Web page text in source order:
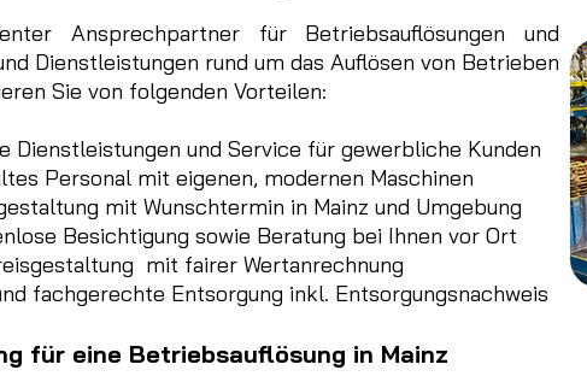
Ansprechpartner für Betriebsauflösungen und
Dienstleistungen rund um das Auflösen von Betrieben
Sie von folgenden Vorteilen:
Dienstleistungen und Service für gewerbliche Kunden
Personal mit eigenen, modernen Maschinen
mit Wunschtermin in Mainz und Umgebung
Besichtigung sowie Beratung bei Ihnen vor Ort
mit fairer Wertanrechnung
fachgerechte Entsorgung inkl. Entsorgungsnachweis
für eine Betriebsauflösung in Mainz